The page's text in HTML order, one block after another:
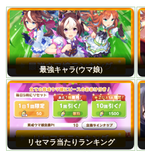
最強キャラ(ウマ娘)
リセマラ当たりランキング